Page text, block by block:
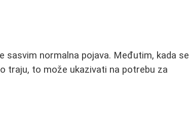
sasvim normalna pojava. Međutim, kada se
traju, to može ukazivati na potrebu za